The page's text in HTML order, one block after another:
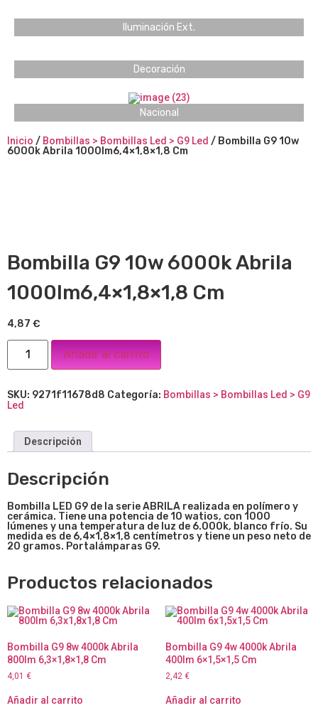
Iluminación Ext.
Decoración
Nacional
Inicio / Bombillas > Bombillas Led > G9 Led / Bombilla G9 10w
6000k Abrila 1000lm6,4×1,8×1,8 Cm
Bombilla G9 10w 6000k Abrila
1000lm6,4×1,8×1,8 Cm
4,87 €
Añadir al carrito
SKU: 9271f11678d8 Categoría: Bombillas > Bombillas Led > G9
Led
Descripción
Descripción
Bombilla LED G9 de la serie ABRILA realizada en polímero y
cerámica. Tiene una potencia de 10 watios, con 1000
lúmenes y una temperatura de luz de 6.000k, blanco frío. Su
medida es de 6,4×1,8×1,8 centímetros y tiene un peso neto de
20 gramos. Portalámparas G9.
Productos relacionados
Bombilla G9 8w 4000k Abrila
800lm 6,3×1,8×1,8 Cm
4,01 €
Añadir al carrito
Bombilla G9 4w 4000k Abrila
400lm 6×1,5×1,5 Cm
2,42 €
Añadir al carrito